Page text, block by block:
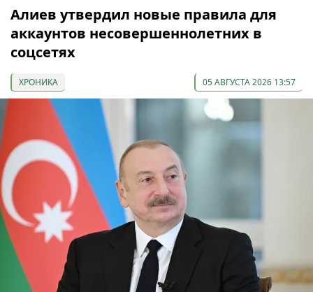
Алиев утвердил новые правила для
аккаунтов несовершеннолетних в
соцсетях
ХРОНИКА 05 АВГУСТА 2026 13:57